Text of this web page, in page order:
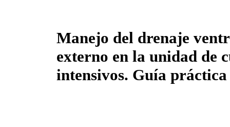
Manejo del drenaje
externo en la unidad de
intensivos. Guía práctica